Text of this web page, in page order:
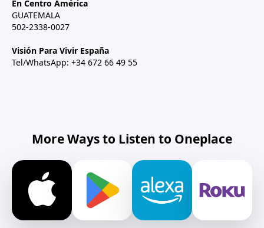
En Centro América
GUATEMALA
502-2338-0027
Visión Para Vivir España
Tel/WhatsApp: +34 672 66 49 55
More Ways to Listen to Oneplace